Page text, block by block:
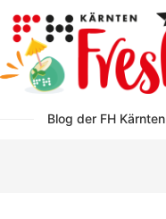
Blog der FH Kärnten